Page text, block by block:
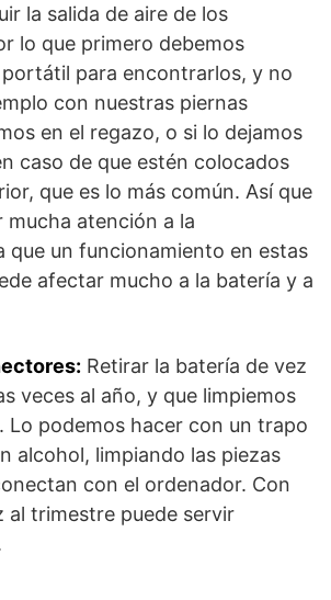
la salida de aire de los
lo que primero debemos
para encontrarlos, y no
con nuestras piernas
en el regazo, o si lo dejamos
caso de que estén colocados
que es lo más común. Así que
mucha atención a la
que un funcionamiento en estas
afectar mucho a la batería y a
Retirar la batería de vez
veces al año, y que limpiemos
Lo podemos hacer con un trapo
alcohol, limpiando las piezas
con el ordenador. Con
al trimestre puede servir